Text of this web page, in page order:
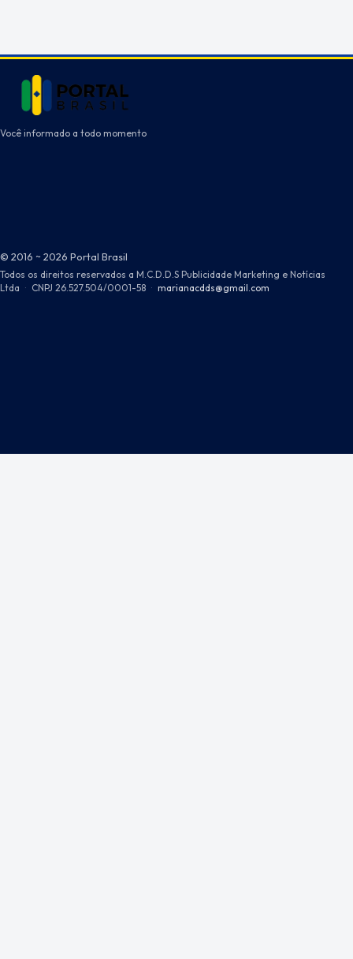
Você informado a todo momento
© 2016 ~ 2026 Portal Brasil
Todos os direitos reservados a M.C.D.D.S Publicidade Marketing e Notícias
Ltda · CNPJ 26.527.504/0001-58 · marianacdds@gmail.com